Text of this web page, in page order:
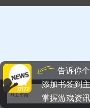
告诉你
添加书签到
掌握游戏资